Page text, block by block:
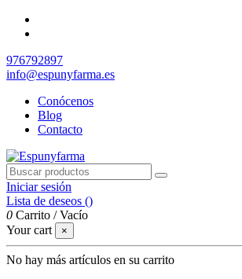
976792897
info@espunyfarma.es
Conócenos
Blog
Contacto
Iniciar sesión
Lista de deseos ()
0 Carrito /Vacío
Your cart
×
No hay más artículos en su carrito